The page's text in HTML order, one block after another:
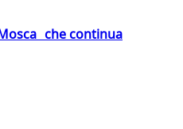
che continua